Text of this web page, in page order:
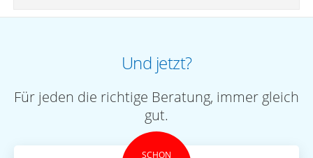
Und jetzt?
Für jeden die richtige Beratung, immer gleich
gut.
SCHON